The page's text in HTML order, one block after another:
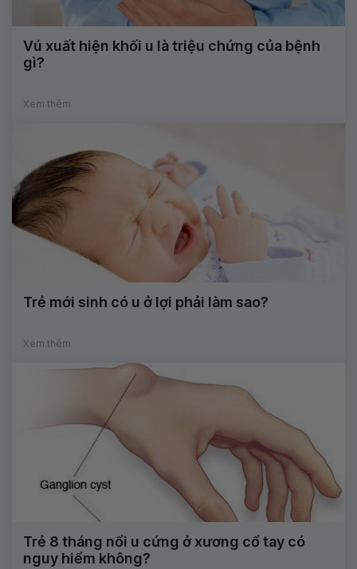
Vú xuất hiện khối u là triệu chứng của bệnh
gì?
Xem thêm
Trẻ mới sinh có u ở lợi phải làm sao?
Xem thêm
Trẻ 8 tháng nổi u cứng ở xương cổ tay có
nguy hiểm không?